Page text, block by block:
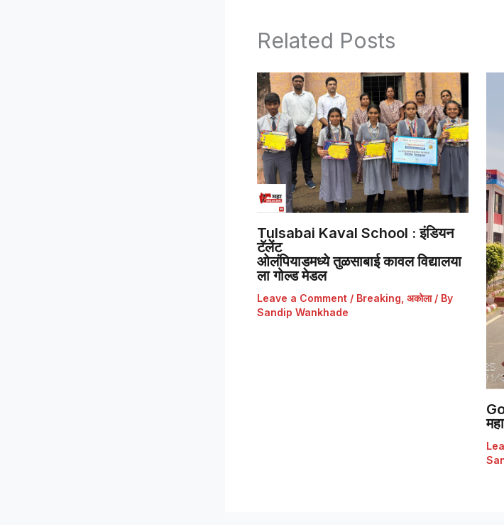
Related Posts
Tulsabai Kaval School : इंडियन
टॅलेंट
ओलंपियाडमध्ये तुळसाबाई कावल विद्यालया
ला गोल्ड मेडल
Leave a Comment / Breaking अकोला/ By
Sandip Wankhade